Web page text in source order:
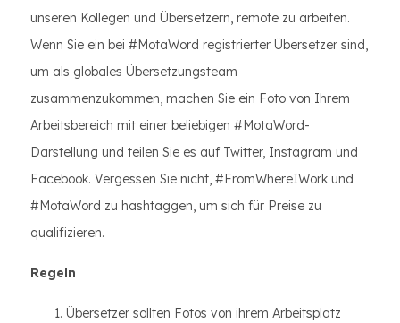
unseren Kollegen und Übersetzern, remote zu arbeiten.
Wenn Sie ein bei #MotaWord registrierter Übersetzer sind,
um als globales Übersetzungsteam
zusammenzukommen, machen Sie ein Foto von Ihrem
Arbeitsbereich mit einer beliebigen #MotaWord-
Darstellung und teilen Sie es auf Twitter, Instagram und
Facebook. Vergessen Sie nicht, #FromWhereIWork und
#MotaWord zu hashtaggen, um sich für Preise zu
qualifizieren.
Regeln
Übersetzer sollten Fotos von ihrem Arbeitsplatz